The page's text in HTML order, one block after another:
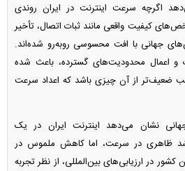
اگرچه سرعت اینترنت در ایران روندی
کیفیت واقعی مانند ثبات اتصال، تأخیر
جهانی با افت محسوسی روبه‌رو شده‌اند.
و اعمال محدودیت‌های گسترده، باعث شده
ضعیف‌تر از آن چیزی باشد که اعداد سرعت
نشان می‌دهد اینترنت ایران در یک
ظاهری در سرعت، اما کاهش ملموس در
در ارزیابی‌های بین‌المللی، از نظر تجربه